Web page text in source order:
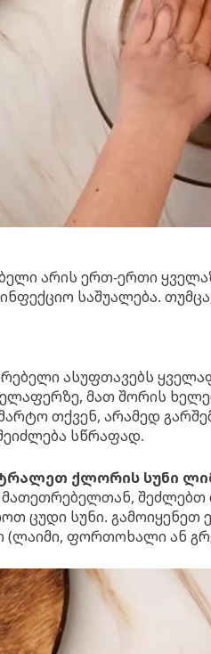
არის ერთ-ერთი
საშუალება.
ასუფთავებს
მათ შორის
თქვენ, არამედ
სწრაფად.
ქლორის სუნი
ცუდი სუნი. გამოიყენეთ
(ლაიმი, ფორთოხალი ან